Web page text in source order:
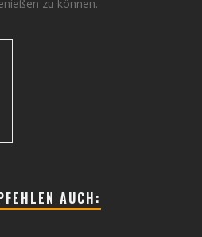
zu können.
AUCH: